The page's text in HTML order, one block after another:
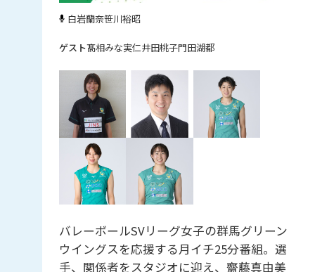
白岩蘭奈笹川裕昭
髙相みな実仁井田桃子門田湖都
バレーボールSVリーグ女子の群馬グリーン
ウイングスを応援する月イチ25分番組。選
手、関係者をスタジオに迎え、齋藤真由美